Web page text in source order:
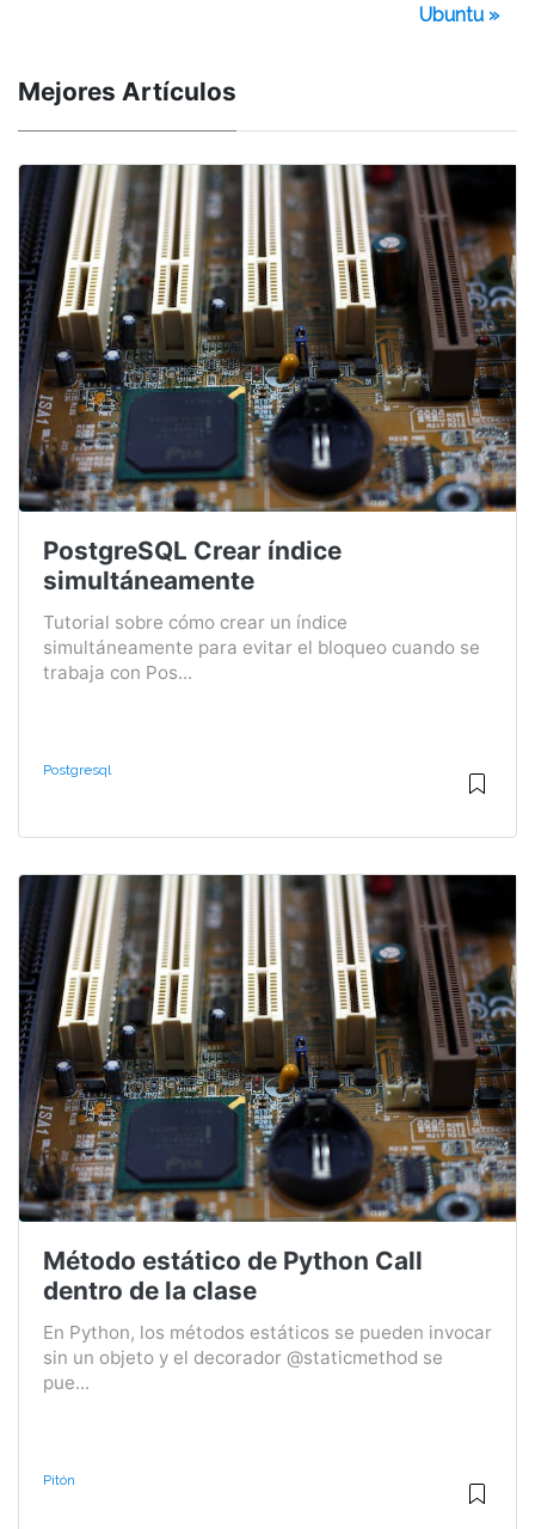
Ubuntu »
Mejores Artículos
PostgreSQL Crear índice
simultáneamente
Tutorial sobre cómo crear un índice
simultáneamente para evitar el bloqueo cuando se
trabaja con Pos...
Postgresql
Método estático de Python Call
dentro de la clase
En Python, los métodos estáticos se pueden invocar
sin un objeto y el decorador @staticmethod se
pue...
Pitón